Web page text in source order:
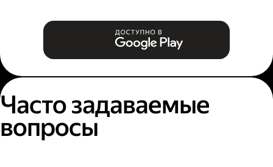
Часто задаваемые
вопросы